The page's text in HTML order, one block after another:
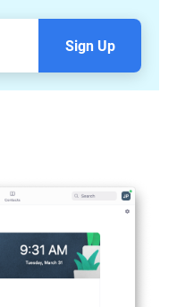
Sign Up